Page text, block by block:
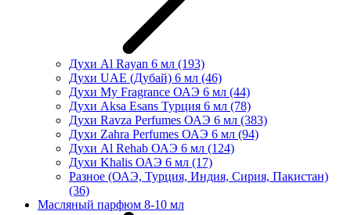
Духи Al Rayan 6 мл (193)
Духи UAE (Дубай) 6 мл (46)
Духи My Fragrance ОАЭ 6 мл (44)
Духи Aksa Esans Турция 6 мл (78)
Духи Ravza Perfumes ОАЭ 6 мл (383)
Духи Zahra Perfumes ОАЭ 6 мл (94)
Духи Al Rehab ОАЭ 6 мл (124)
Духи Khalis ОАЭ 6 мл (17)
Разное (ОАЭ, Турция, Индия, Сирия, Пакистан)
(36)
Масляный парфюм 8-10 мл